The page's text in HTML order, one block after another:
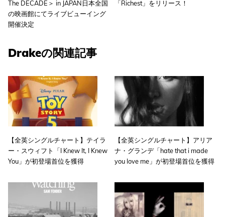
The DECADE＞ in JAPAN日本全国
の映画館にてライブビューイング
開催決定
「Richest」をリリース！
Drakeの関連記事
【全英シングルチャート】テイラ
ー・スウィフト「I Knew It, I Knew
You」が初登場首位を獲得
【全英シングルチャート】アリア
ナ・グランデ「hate that i made
you love me」が初登場首位を獲得